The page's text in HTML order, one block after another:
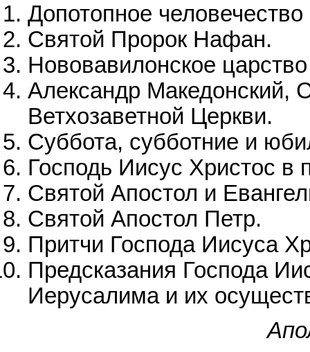
Допотопное
Святой Пророк Нафан.
Нововавилонское
Александр Македонский,
Ветхозаветной Церкви.
Суббота, субботние и
Господь Иисус Христос в
Святой Апостол и
Святой Апостол Петр.
Притчи Господа Иисуса
Предсказания Господа
Иерусалима и их